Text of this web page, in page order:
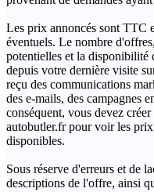
Les prix annoncés sont TTC
éventuels. Le nombre
potentielles et la disponibilité
depuis votre dernière visite
reçu des communications
des e-mails, des campagnes
conséquent, vous devez
autobutler.fr pour voir les
disponibles.
Sous réserve d'erreurs et de
descriptions de l'offre, ainsi